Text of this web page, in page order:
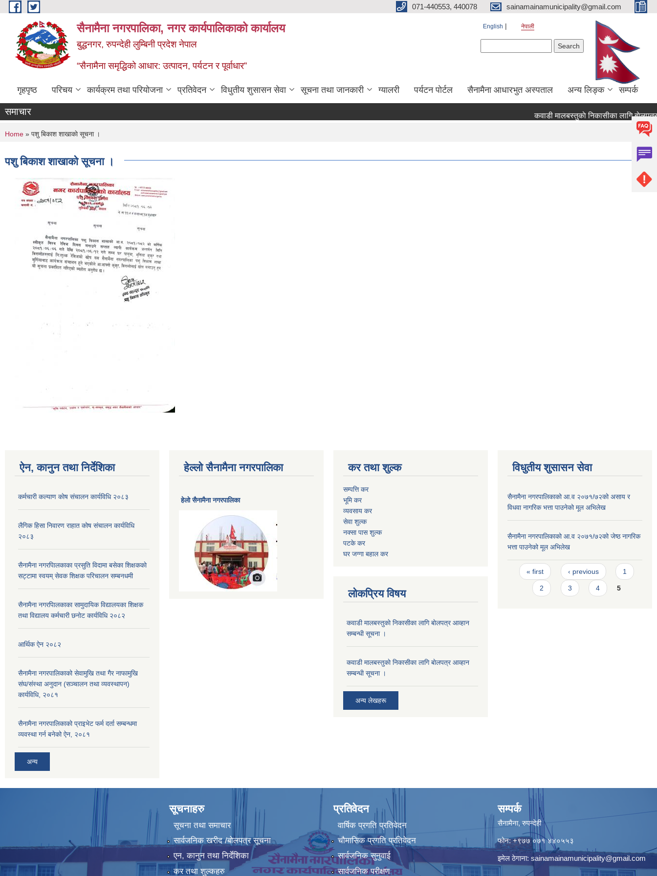
Skip to main content 071-440553, 440078 sainamainamunicipality@gmail.com
सैनामैना नगरपालिका, नगर कार्यपालिकाको कार्यालय
बुद्धनगर, रुपन्देही लुम्बिनी प्रदेश नेपाल
“सैनामैना समृद्धिको आधार: उत्पादन, पर्यटन र पूर्वाधार”
English नेपाली
गृहपृष्ठ परिचय कार्यक्रम तथा परियोजना प्रतिवेदन विधुतीय शुसासन सेवा सूचना तथा जानकारी ग्यालरी पर्यटन पाेर्टल सैनामैना आधारभुत अस्पताल अन्य लिङ्क सम्पर्क
समाचार कवाडी मालबस्तुकाे निकासीका लागि बाेलपत्र
You are here
Home » पशु बिकाश शाखाकाे सूचना ।
पशु बिकाश शाखाकाे सूचना ।
ऐन, कानुन तथा निर्देशिका
कर्मचारी कल्याण काेष संचालन कार्यविधि २०८३
लैगिक हिसा निवारण राहात कोष संचालन कार्यविधि
२०८३
सैनामैना नगरपािलकाका प्रसुति विदामा बसेका शिक्षककाे
सट्टामा स्वयम् सेवक शिक्षक परिचालन सम्बनधमी
सैनामैना नगरपािलकाका सामुदायिक विद्यालयका शिक्षक
तथा विद्यालय कर्मचारी छनाेट कार्यविधि २०८२
आर्थिक ऐन २०८२
सैनामैना नगरपालिकाको सेवामुखि तथा गैर नाफामुखि
संघ/संस्था अनुदान (सञ्चालन तथा व्यवस्थापन)
कार्यविधि, २०८१
सैनामैना नगरपालिकाको प्राइभेट फर्म दर्ता सम्बन्धमा
व्यवस्था गर्न बनेको ऐन, २०८१
अन्य
हेल्लो सैनामैना नगरपालिका
हेलाे सैनामैना नगरपालिका
कर तथा शुल्क
सम्पत्ति कर
भूमि कर
व्यवसाय कर
सेवा शुल्क
नक्सा पास शुल्क
पटके कर
घर जग्गा बहाल कर
लोकप्रिय विषय
कवाडी मालबस्तुकाे निकासीका लागि बाेलपत्र आव्हान
सम्बन्धी सूचना ।
कवाडी मालबस्तुकाे निकासीका लागि बाेलपत्र आव्हान
सम्बन्धी सूचना ।
अन्य लेखहरू
विधुतीय शुसासन सेवा
सैनामैना नगरपालिकाको आ.व २०७१/७२को असाय र
विधवा नागरिक भत्ता पाउनेको मूल अभिलेख
सैनामैना नगरपालिकाको आ.व २०७१/७२को जेष्ठ नागरिक
भत्ता पाउनेको मूल अभिलेख
Pages
« first ‹ previous 1
2 3 4 5
सूचनाहरु
सूचना तथा समाचार
सार्वजनिक खरीद /बोलपत्र सूचना
एन, कानुन तथा निर्देशिका
कर तथा शुल्कहरु
प्रतिवेदन
वार्षिक प्रगति प्रतिवेदन
चौमासिक प्रगति प्रतिवेदन
सार्वजनिक सुनुवाई
सार्वजनिक परीक्षण
सम्पर्क
सैनामैना, रुपन्देही
फोन:+९७७ ०७१ ४४०५५३
इमेल ठेगाना: sainamainamunicipality@gmail.com